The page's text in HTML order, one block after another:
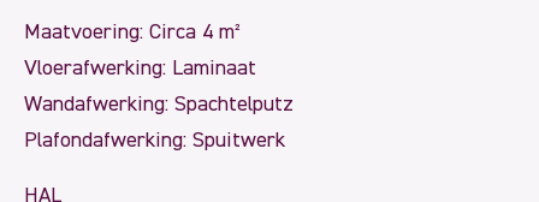
Maatvoering: Circa 4 m²
Vloerafwerking: Laminaat
Wandafwerking: Spachtelputz
Plafondafwerking: Spuitwerk
HAL